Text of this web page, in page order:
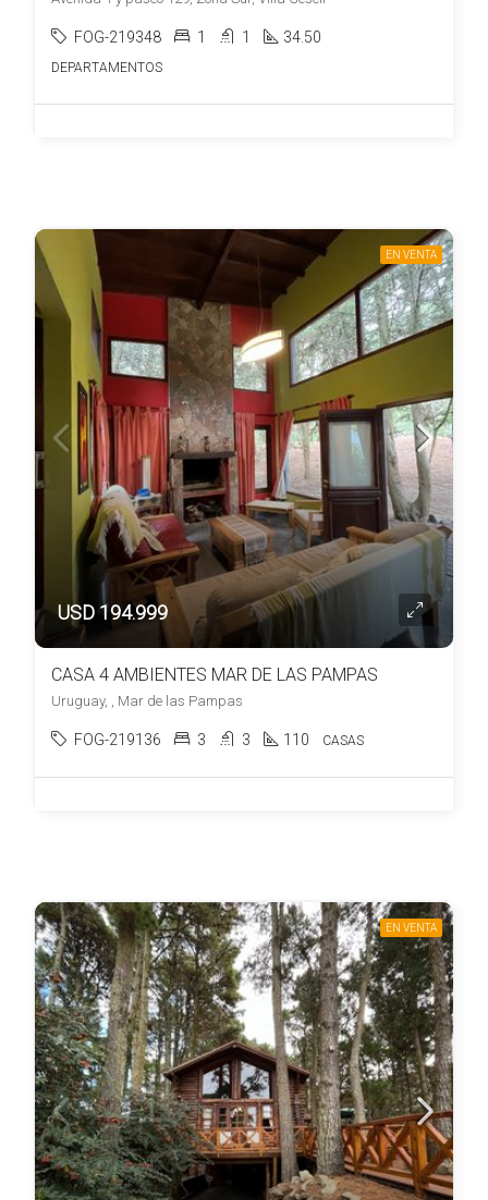
FOG-219348 1 1 34.50
DEPARTAMENTOS
EN VENTA
USD 194.999
CASA 4 AMBIENTES MAR DE LAS PAMPAS
Uruguay, , Mar de las Pampas
FOG-219136 3 3 110 CASAS
EN VENTA